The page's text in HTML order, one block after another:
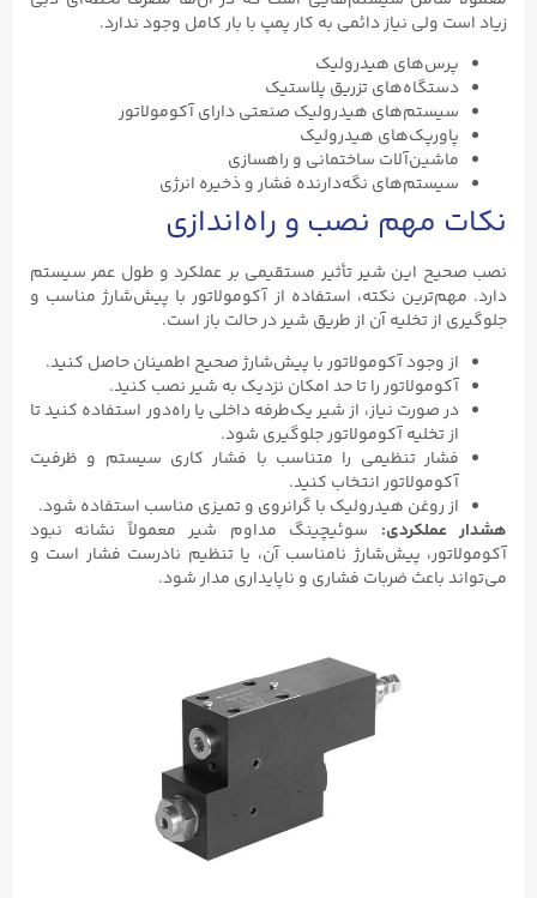
زیاد است ولی نیاز دائمی به کار پمپ با بار کامل وجود ندارد.
پرس‌های هیدرولیک
دستگاه‌های تزریق پلاستیک
سیستم‌های هیدرولیک صنعتی دارای آکومولاتور
پاورپک‌های هیدرولیک
ماشین‌آلات ساختمانی و راهسازی
سیستم‌های نگه‌دارنده فشار و ذخیره انرژی
نکات مهم نصب و راه‌اندازی
نصب صحیح این شیر تأثیر مستقیمی بر عملکرد و طول عمر سیستم
دارد. مهم‌ترین نکته، استفاده از آکومولاتور با پیش‌شارژ مناسب و
جلوگیری از تخلیه آن از طریق شیر در حالت باز است.
از وجود آکومولاتور با پیش‌شارژ صحیح اطمینان حاصل کنید.
آکومولاتور را تا حد امکان نزدیک به شیر نصب کنید.
در صورت نیاز، از شیر یک‌طرفه داخلی یا راه‌دور استفاده کنید تا
از تخلیه آکومولاتور جلوگیری شود.
فشار تنظیمی را متناسب با فشار کاری سیستم و ظرفیت
آکومولاتور انتخاب کنید.
از روغن هیدرولیک با گرانروی و تمیزی مناسب استفاده شود.
هشدار عملکردی: سوئیچینگ مداوم شیر معمولاً نشانه نبود
آکومولاتور، پیش‌شارژ نامناسب آن، یا تنظیم نادرست فشار است و
می‌تواند باعث ضربات فشاری و ناپایداری مدار شود.